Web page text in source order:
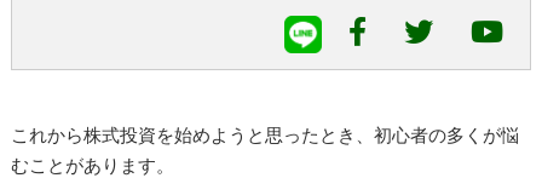
これから株式投資を始めようと思ったとき、初心者の多くが悩
むことがあります。